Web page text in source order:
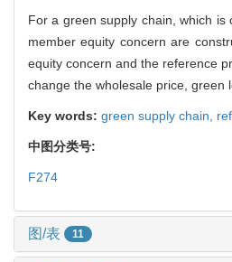
For a green supply chain, which
member equity concern are
equity concern and the reference
change the wholesale price, green
Key words: green supply chain,
中图分类号:
F274
图/表 11